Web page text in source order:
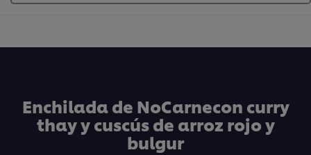
Enchilada de NoCarnecon curry
thay y cuscús de arroz rojo y
bulgur